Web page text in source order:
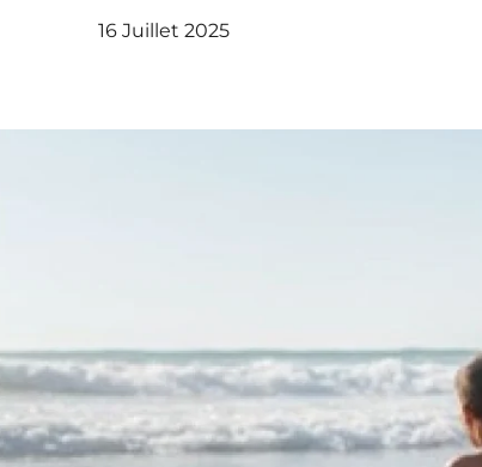
16 Juillet 2025